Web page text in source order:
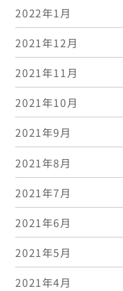
2022年1月
2021年12月
2021年11月
2021年10月
2021年9月
2021年8月
2021年7月
2021年6月
2021年5月
2021年4月